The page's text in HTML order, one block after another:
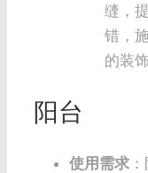
缝，
错，
的装
阳台
使用需求